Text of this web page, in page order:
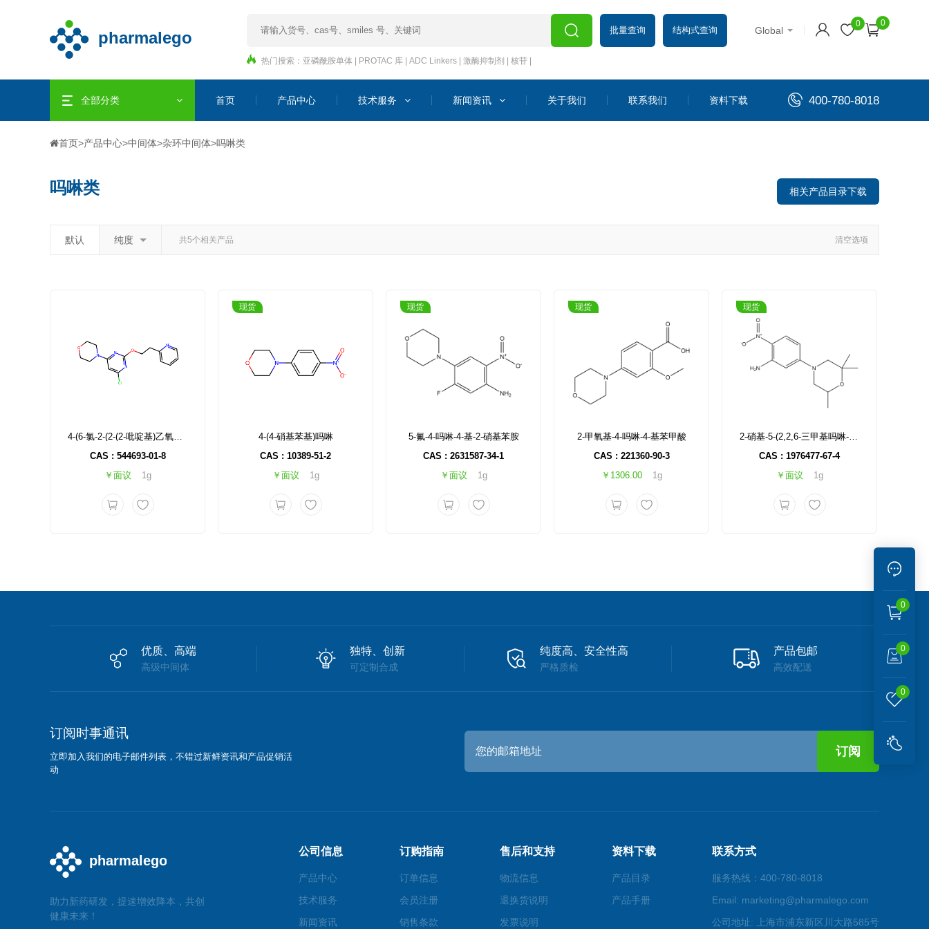
批量查询 结构式查询 Global
0 0
热门搜索： 亚磷酰胺单体 | PROTAC 库 | ADC Linkers | 激酶抑制剂 | 核苷 |
全部分类 首页 产品中心 技术服务 新闻资讯 关于我们 联系我们 资料下载 400-780-8018
0
0
0
首页>产品中心>中间体>杂环中间体>吗啉类
吗啉类 相关产品目录下载
默认 纯度 共5个相关产品 清空选项
4-(6-氯-2-(2-(2-吡啶基)乙氧基)嘧啶-4-基)吗啉
CAS : 544693-01-8
￥面议
1g
现货
4-(4-硝基苯基)吗啉
CAS : 10389-51-2
￥面议
1g
现货
5-氟-4-吗啉-4-基-2-硝基苯胺
CAS : 2631587-34-1
￥面议
1g
现货
2-甲氧基-4-吗啉-4-基苯甲酸
CAS : 221360-90-3
￥1306.00
1g
现货
2-硝基-5-(2,2,6-三甲基吗啉-4-基)苯胺
CAS : 1976477-67-4
￥面议
1g
优质、高端
高级中间体
独特、创新
可定制合成
纯度高、安全性高
严格质检
产品包邮
高效配送
订阅时事通讯
立即加入我们的电子邮件列表，不错过新鲜资讯和产品促销活
动
助力新药研发，提速增效降本，共创
健康未来！
公司信息
产品中心
技术服务
新闻资讯
订购指南
订单信息
会员注册
销售条款
售后和支持
物流信息
退换货说明
发票说明
资料下载
产品目录
产品手册
联系方式
服务热线：400-780-8018
Email: marketing@pharmalego.com
公司地址: 上海市浦东新区川大路585号